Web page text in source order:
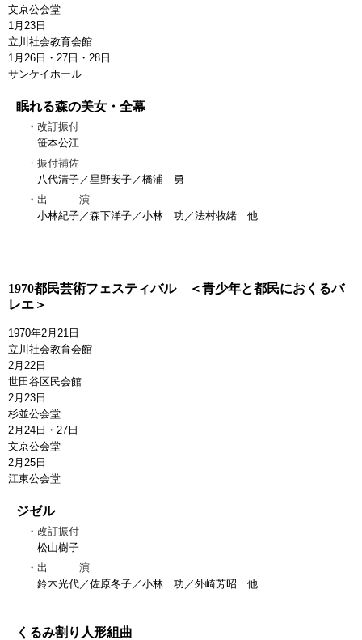
文京公会堂
1月23日
立川社会教育会館
1月26日・27日・28日
サンケイホール
眠れる森の美女・全幕
改訂振付
笹本公江
振付補佐
八代清子／星野安子／橋浦 勇
出 演
小林紀子／森下洋子／小林 功／法村牧緒 他
1970都民芸術フェスティバル ＜青少年と都民におくるバ
レエ＞
1970年2月21日
立川社会教育会館
2月22日
世田谷区民会館
2月23日
杉並公会堂
2月24日・27日
文京公会堂
2月25日
江東公会堂
ジゼル
改訂振付
松山樹子
出 演
鈴木光代／佐原冬子／小林 功／外崎芳昭 他
くるみ割り人形組曲